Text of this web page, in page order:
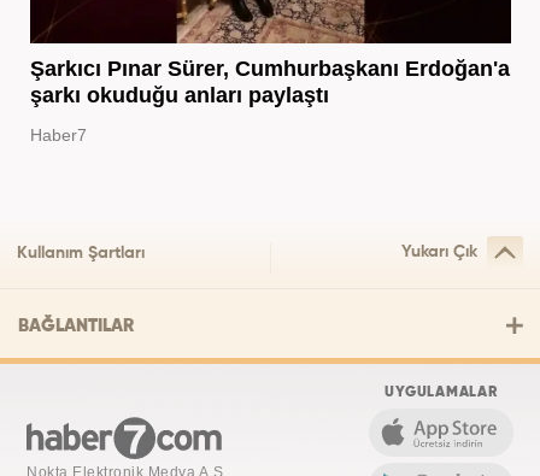
Şarkıcı Pınar Sürer, Cumhurbaşkanı Erdoğan'a
şarkı okuduğu anları paylaştı
Haber7
Kullanım Şartları Yukarı Çık
BAĞLANTILAR
Nokta Elektronik Medya A.Ş.
UYGULAMALAR